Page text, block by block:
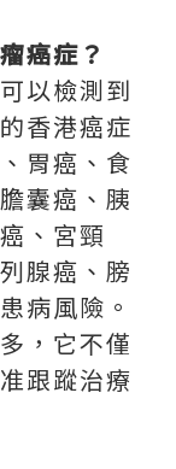
癌症？
以檢測到
香港癌症
胃癌、食
囊癌、胰
、宮頸
腺癌、膀
病風險。
，它不僅
跟蹤治療